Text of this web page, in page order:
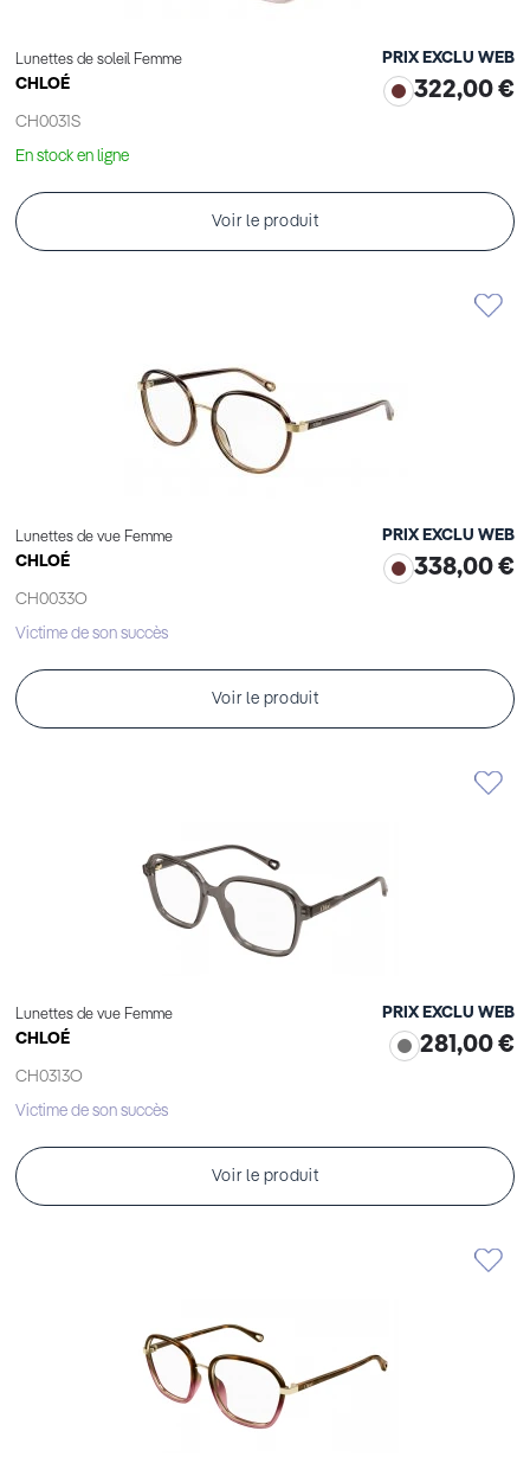
Lunettes de soleil Femme
CHLOÉ
CH0031S
PRIX EXCLU WEB
322,00 €
En stock en ligne
Voir le produit
Lunettes de vue Femme
CHLOÉ
CH0033O
PRIX EXCLU WEB
338,00 €
Victime de son succès
Voir le produit
Lunettes de vue Femme
CHLOÉ
CH0313O
PRIX EXCLU WEB
281,00 €
Victime de son succès
Voir le produit